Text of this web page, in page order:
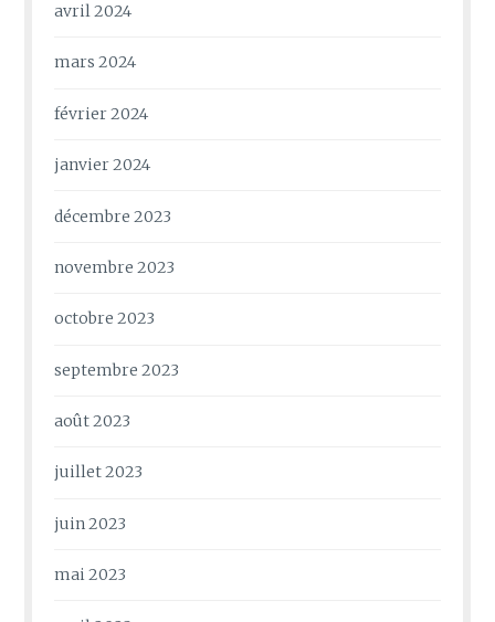
avril 2024
mars 2024
février 2024
janvier 2024
décembre 2023
novembre 2023
octobre 2023
septembre 2023
août 2023
juillet 2023
juin 2023
mai 2023